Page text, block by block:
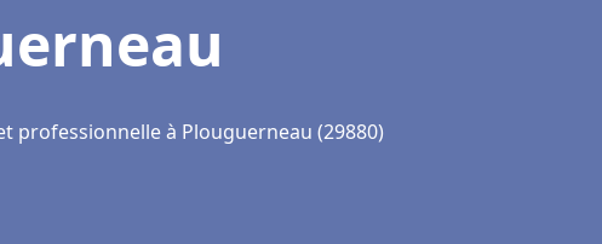
professionnelle à Plouguerneau (29880)